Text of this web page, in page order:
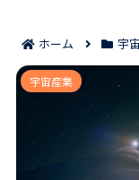
ホーム 宇
NASA職員の年収
宇宙産業